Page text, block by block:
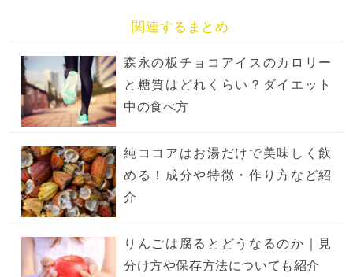
関連するまとめ
森永の板チョコアイスのカロリー
と糖質はどれくらい？ダイエット
中の食べ方
純ココアはお湯だけで美味しく飲
める！成分や特徴・作り方など紹
介
りんごは腐るとどうなるのか｜見
分け方や保存方法についても紹介